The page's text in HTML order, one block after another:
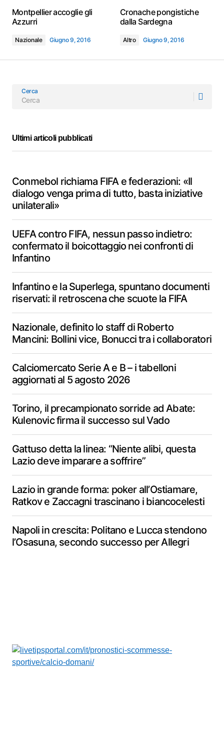
Montpellier accoglie gli
Azzurri
Nazionale Giugno 9, 2016
Cronache pongistiche
dalla Sardegna
Altro Giugno 9, 2016
Cerca
Ultimi articoli pubblicati
Conmebol richiama FIFA e federazioni: «Il
dialogo venga prima di tutto, basta iniziative
unilaterali»
UEFA contro FIFA, nessun passo indietro:
confermato il boicottaggio nei confronti di
Infantino
Infantino e la Superlega, spuntano documenti
riservati: il retroscena che scuote la FIFA
Nazionale, definito lo staff di Roberto
Mancini: Bollini vice, Bonucci tra i collaboratori
Calciomercato Serie A e B – i tabelloni
aggiornati al 5 agosto 2026
Torino, il precampionato sorride ad Abate:
Kulenovic firma il successo sul Vado
Gattuso detta la linea: “Niente alibi, questa
Lazio deve imparare a soffrire”
Lazio in grande forma: poker all’Ostiamare,
Ratkov e Zaccagni trascinano i biancocelesti
Napoli in crescita: Politano e Lucca stendono
l’Osasuna, secondo successo per Allegri